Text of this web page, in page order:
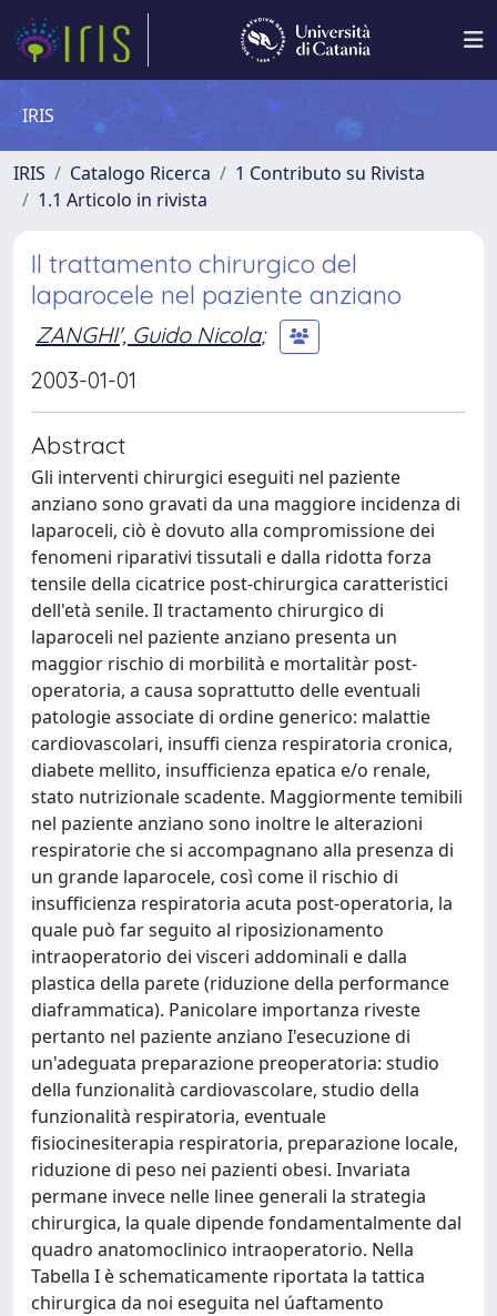
IRIS
IRIS Catalogo Ricerca
1 Contributo su Rivista
1.1 Articolo in rivista
Il trattamento chirurgico del
laparocele nel paziente anziano
ZANGHI', Guido Nicola;
2003-01-01
Abstract
Gli interventi chirurgici eseguiti nel paziente
anziano sono gravati da una maggiore incidenza di
laparoceli, ciò è dovuto alla compromissione dei
fenomeni riparativi tissutali e dalla ridotta forza
tensile della cicatrice post-chirurgica caratteristici
dell'età senile. Il tractamento chirurgico di
laparoceli nel paziente anziano presenta un
maggior rischio di morbilità e mortalitàr post-
operatoria, a causa soprattutto delle eventuali
patologie associate di ordine generico: malattie
cardiovascolari, insuffi cienza respiratoria cronica,
diabete mellito, insufficienza epatica e/o renale,
stato nutrizionale scadente. Maggiormente temibili
nel paziente anziano sono inoltre le alterazioni
respiratorie che si accompagnano alla presenza di
un grande laparocele, così come il rischio di
insufficienza respiratoria acuta post-operatoria, la
quale può far seguito al riposizionamento
intraoperatorio dei visceri addominali e dalla
plastica della parete (riduzione della performance
diaframmatica). Panicolare importanza riveste
pertanto nel paziente anziano I'esecuzione di
un'adeguata preparazione preoperatoria: studio
della funzionalità cardiovascolare, studio della
funzionalità respiratoria, eventuale
fisiocinesiterapia respiratoria, preparazione locale,
riduzione di peso nei pazienti obesi. Invariata
permane invece nelle linee generali la strategia
chirurgica, la quale dipende fondamentalmente dal
quadro anatomoclinico intraoperatorio. Nella
Tabella I è schematicamente riportata la tattica
chirurgica da noi eseguita nel úaftamento